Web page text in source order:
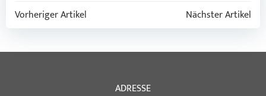
Post
navigation
Vorheriger Artikel Post
navigation
Nächster Artikel
ADRESSE